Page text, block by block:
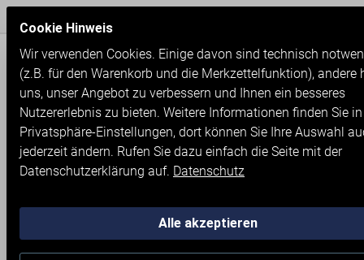
Cookie Hinweis
Wir verwenden Cookies. Einige davon sind technisch
(z.B. für den Warenkorb und die Merkzettelfunktion), andere
uns, unser Angebot zu verbessern und Ihnen ein besseres
Nutzererlebnis zu bieten. Weitere Informationen finden Sie
Privatsphäre-Einstellungen, dort können Sie Ihre Auswahl
jederzeit ändern. Rufen Sie dazu einfach die Seite mit der
Datenschutzerklärung auf. Datenschutz
Alle akzeptieren